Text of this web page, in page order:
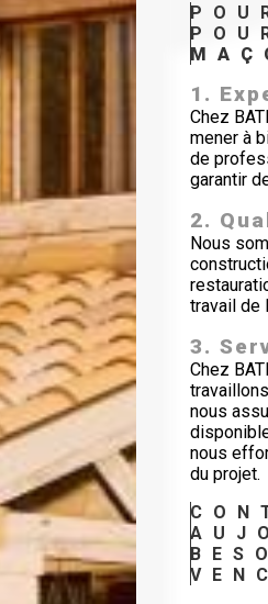
1.
Chez
mener à
de
garantir
2.
Nous
travail de
3.
Chez
nous
nous
du projet.